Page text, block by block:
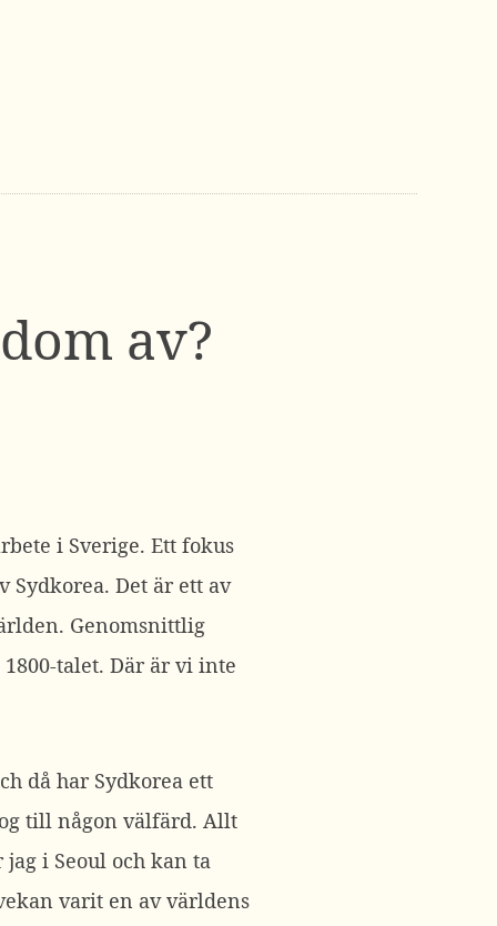
av?
i Sverige. Ett fokus
Sydkorea. Det är ett av
Genomsnittlig
talet. Där är vi inte
då har Sydkorea ett
till någon välfärd. Allt
i Seoul och kan ta
varit en av världens